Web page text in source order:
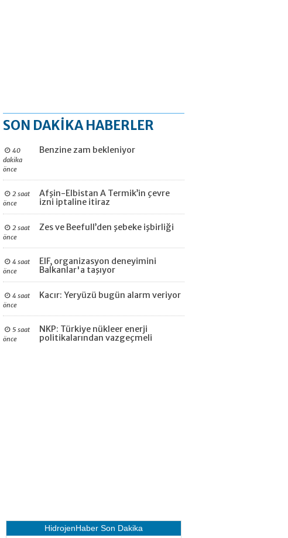
SON DAKİKA HABERLER
40
dakika
önce
Benzine zam bekleniyor
2 saat
önce
Afşin-Elbistan A Termik’in çevre
izni iptaline itiraz
2 saat
önce
Zes ve Beefull’den şebeke işbirliği
4 saat
önce
EIF, organizasyon deneyimini
Balkanlar'a taşıyor
4 saat
önce
Kacır: Yeryüzü bugün alarm veriyor
5 saat
önce
NKP: Türkiye nükleer enerji
politikalarından vazgeçmeli
HidrojenHaber Son Dakika